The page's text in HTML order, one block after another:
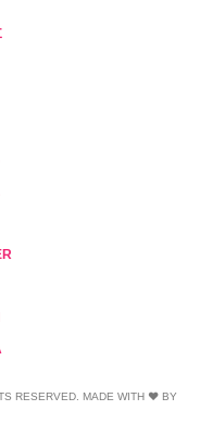
RESERVED. MADE WITH ❤ BY